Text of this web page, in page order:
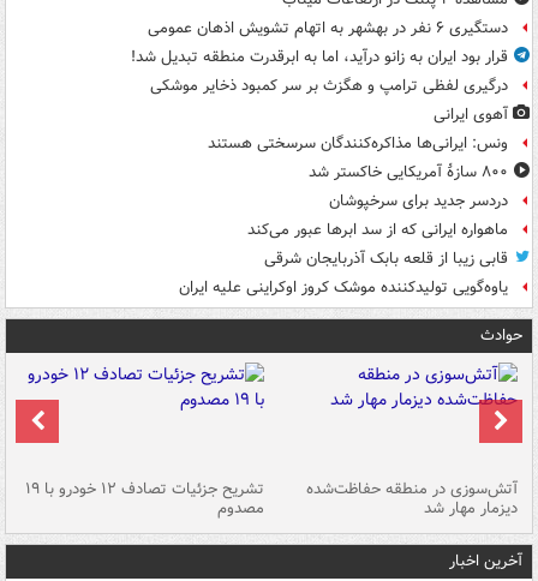
دستگیری ۶ نفر در بهشهر به اتهام تشویش اذهان عمومی
قرار بود ایران به زانو درآید، اما به ابرقدرت منطقه تبدیل شد!
درگیری لفظی ترامپ و هگزث بر سر کمبود ذخایر موشکی
آهوی ایرانی
ونس: ایرانی‌ها مذاکره‌کنندگان سرسختی هستند
۸۰۰ سازۀ آمریکایی خاکستر شد
دردسر جدید برای سرخپوشان
ماهواره ایرانی که از سد ابرها عبور می‌کند
قابی زیبا از قلعه بابک آذربایجان شرقی
یاوه‌گویی تولیدکننده موشک کروز اوکراینی علیه ایران
حوادث
آتش‌سوزی در منطقه حفاظت‌شده
دیزمار مهار شد
تشریح جزئیات تصادف ۱۲ خودرو با ۱۹
مصدوم
آخرین اخبار